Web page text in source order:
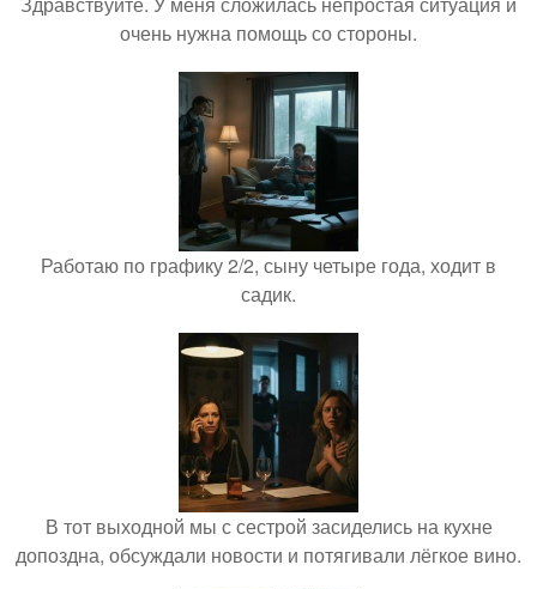
очень нужна помощь со стороны.
Работаю по графику 2/2, сыну четыре года, ходит в
садик.
В тот выходной мы с сестрой засиделись на кухне
допоздна, обсуждали новости и потягивали лёгкое вино.